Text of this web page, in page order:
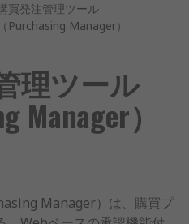
買発注管理ツール
（Purchasing Manager）
理ツール
Manager）
Manager）は、購買プ